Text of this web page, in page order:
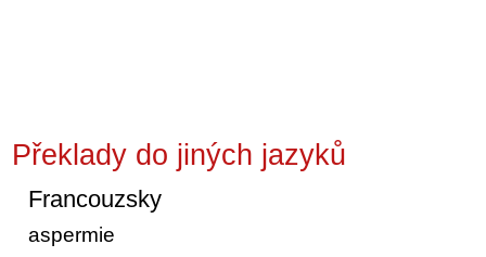
Překlady do jiných jazyků
Francouzsky
aspermie